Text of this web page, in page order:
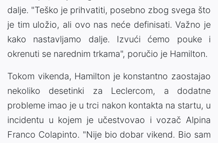
dalje. "Teško je prihvatiti, posebno zbog svega što
je tim uložio, ali ovo nas neće definisati. Važno je
kako nastavljamo dalje. Izvući ćemo pouke i
okrenuti se narednim trkama", poručio je Hamilton.
Tokom vikenda, Hamilton je konstantno zaostajao
nekoliko desetinki za Leclercom, a dodatne
probleme imao je u trci nakon kontakta na startu, u
incidentu u kojem je učestvovao i vozač Alpina
Franco Colapinto. "Nije bio dobar vikend. Bio sam